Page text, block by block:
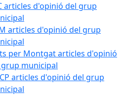
articles d'opinió del grup
articles d'opinió del grup
per Montgat articles d'opinió
municipal
articles d'opinió del grup